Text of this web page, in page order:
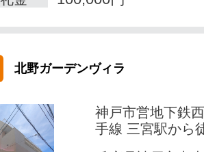
北野ガーデンヴィラ
神戸市営地下鉄
手線 三宮駅から